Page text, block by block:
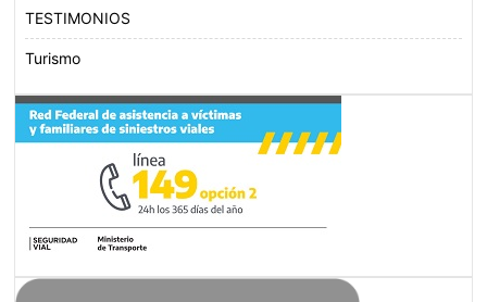
TESTIMONIOS
Turismo